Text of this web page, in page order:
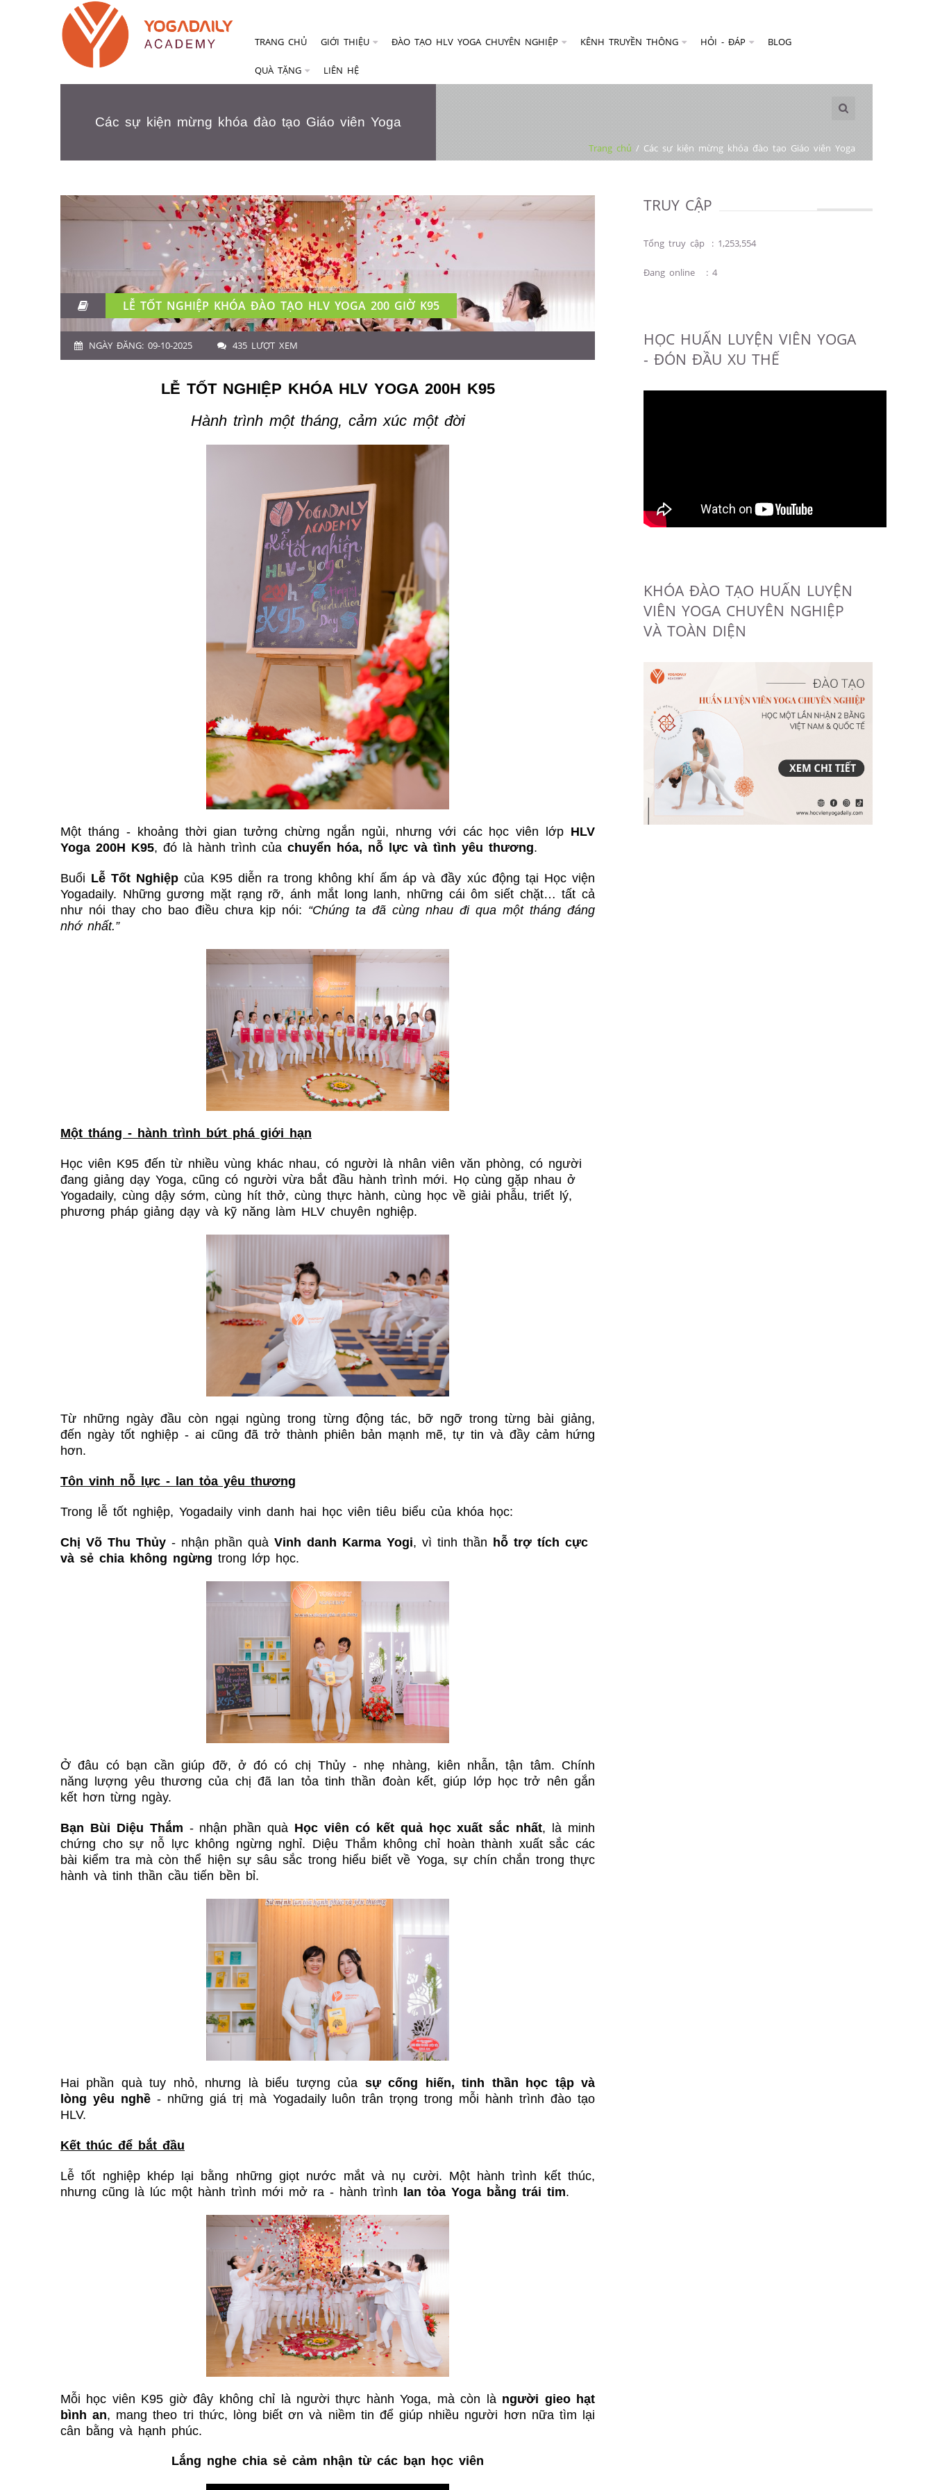
Các sự kiện mừng khóa đào tạo Giáo viên Yoga
Trang chủ / Các sự kiện mừng khóa đào tạo Giáo viên Yoga
LỄ TỐT NGHIỆP KHÓA ĐÀO TẠO HLV YOGA 200 GIỜ K95
NGÀY ĐĂNG: 09-10-2025 435 LƯỢT XEM
LỄ TỐT NGHIỆP KHÓA HLV YOGA 200H K95
Hành trình một tháng, cảm xúc một đời
Một tháng - khoảng thời gian tưởng chừng ngắn ngủi, nhưng với các học viên lớp HLV
Yoga 200H K95, đó là hành trình của chuyển hóa, nỗ lực và tình yêu thương.
Buổi Lễ Tốt Nghiệp của K95 diễn ra trong không khí ấm áp và đầy xúc động tại Học viện
Yogadaily. Những gương mặt rạng rỡ, ánh mắt long lanh, những cái ôm siết chặt… tất cả
như nói thay cho bao điều chưa kịp nói: “Chúng ta đã cùng nhau đi qua một tháng đáng
nhớ nhất.”
Một tháng - hành trình bứt phá giới hạn
Học viên K95 đến từ nhiều vùng khác nhau, có người là nhân viên văn phòng, có người
đang giảng dạy Yoga, cũng có người vừa bắt đầu hành trình mới. Họ cùng gặp nhau ở
Yogadaily, cùng dậy sớm, cùng hít thở, cùng thực hành, cùng học về giải phẫu, triết lý,
phương pháp giảng dạy và kỹ năng làm HLV chuyên nghiệp.
Từ những ngày đầu còn ngại ngùng trong từng động tác, bỡ ngỡ trong từng bài giảng,
đến ngày tốt nghiệp - ai cũng đã trở thành phiên bản mạnh mẽ, tự tin và đầy cảm hứng
hơn.
Tôn vinh nỗ lực - lan tỏa yêu thương
Trong lễ tốt nghiệp, Yogadaily vinh danh hai học viên tiêu biểu của khóa học:
Chị Võ Thu Thủy - nhận phần quà Vinh danh Karma Yogi, vì tinh thần hỗ trợ tích cực
và sẻ chia không ngừng trong lớp học.
Ở đâu có bạn cần giúp đỡ, ở đó có chị Thủy - nhẹ nhàng, kiên nhẫn, tận tâm. Chính
năng lượng yêu thương của chị đã lan tỏa tinh thần đoàn kết, giúp lớp học trở nên gắn
kết hơn từng ngày.
Bạn Bùi Diệu Thắm - nhận phần quà Học viên có kết quả học xuất sắc nhất, là minh
chứng cho sự nỗ lực không ngừng nghỉ. Diệu Thắm không chỉ hoàn thành xuất sắc các
bài kiểm tra mà còn thể hiện sự sâu sắc trong hiểu biết về Yoga, sự chín chắn trong thực
hành và tinh thần cầu tiến bền bỉ.
Hai phần quà tuy nhỏ, nhưng là biểu tượng của sự cống hiến, tinh thần học tập và
lòng yêu nghề- những giá trị mà Yogadaily luôn trân trọng trong mỗi hành trình đào tạo
HLV.
Kết thúc để bắt đầu
Lễ tốt nghiệp khép lại bằng những giọt nước mắt và nụ cười. Một hành trình kết thúc,
nhưng cũng là lúc một hành trình mới mở ra - hành trình
lan tỏa Yoga bằng trái tim.
Mỗi học viên K95 giờ đây không chỉ là người thực hành Yoga, mà còn là người gieo hạt
bình an, mang theo tri thức, lòng biết ơn và niềm tin để giúp nhiều người hơn nữa tìm lại
cân bằng và hạnh phúc.
Lắng nghe chia sẻ cảm nhận từ các bạn học viên
TRUY CẬP
Tổng truy cập : 1,253,554
Đang online : 4
HỌC HUẤN LUYỆN VIÊN YOGA
- ĐÓN ĐẦU XU THẾ
KHÓA ĐÀO TẠO HUẤN LUYỆN
VIÊN YOGA CHUYÊN NGHIỆP
VÀ TOÀN DIỆN
TRANG CHỦ GIỚI THIỆU ĐÀO TẠO HLV YOGA CHUYÊN NGHIỆP KÊNH TRUYỀN THÔNG HỎI - ĐÁP BLOG
QUÀ TẶNG LIÊN HỆ